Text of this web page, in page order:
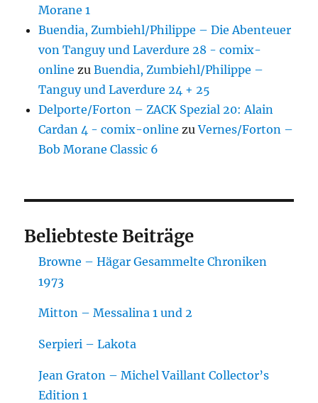
Morane 1
Buendia, Zumbiehl/Philippe – Die Abenteuer
von Tanguy und Laverdure 28 - comix-
online zuBuendia, Zumbiehl/Philippe –
Tanguy und Laverdure 24 + 25
Delporte/Forton – ZACK Spezial 20: Alain
Cardan 4 - comix-online zuVernes/Forton –
Bob Morane Classic 6
Beliebteste Beiträge
Browne – Hägar Gesammelte Chroniken
1973
Mitton – Messalina 1 und 2
Serpieri – Lakota
Jean Graton – Michel Vaillant Collector’s
Edition 1